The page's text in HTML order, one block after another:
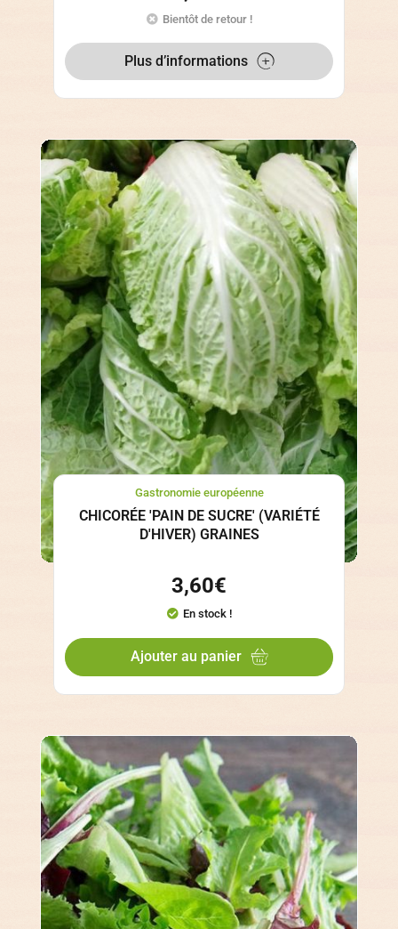
Bientôt de retour !
Plus d’informations
Gastronomie européenne
CHICORÉE 'PAIN DE SUCRE' (VARIÉTÉ
D'HIVER) GRAINES
3,60€
En stock !
Ajouter au panier